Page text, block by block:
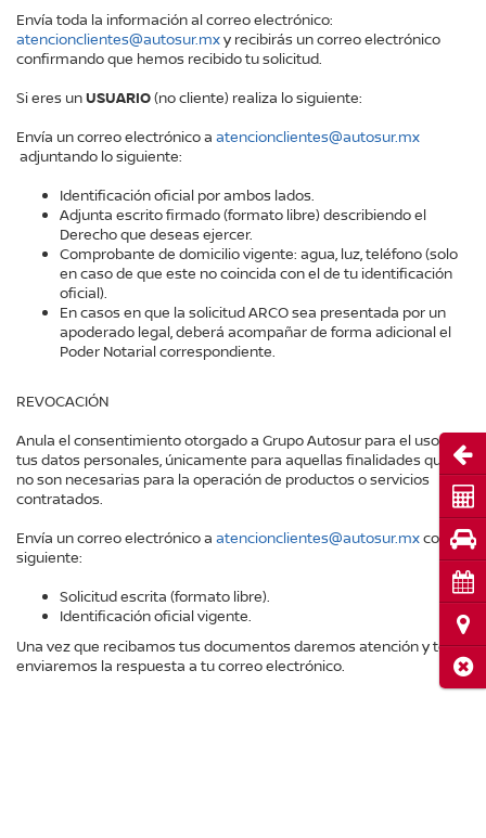
Envía toda la información al correo electrónico:
atencionclientes@autosur.mxy recibirás un correo electrónico
confirmando que hemos recibido tu solicitud.
Si eres unUSUARIO(no cliente) realiza lo siguiente:
Envía un correo electrónico a atencionclientes@autosur.mx
adjuntando lo siguiente:
Identificación oficial por ambos lados.
Adjunta escrito firmado (formato libre) describiendo el
Derecho que deseas ejercer.
Comprobante de domicilio vigente: agua, luz, teléfono (solo
en caso de que este no coincida con el de tu identificación
oficial).
En casos en que la solicitud ARCO sea presentada por un
apoderado legal, deberá acompañar de forma adicional el
Poder Notarial correspondiente.
REVOCACIÓN
Anula el consentimiento otorgado a Grupo Autosur para el uso de
tus datos personales, únicamente para aquellas finalidades que
no son necesarias para la operación de productos o servicios
contratados.
Envía un correo electrónico a atencionclientes@autosur.mxcon lo
siguiente:
Solicitud escrita (formato libre).
Identificación oficial vigente.
Una vez que recibamos tus documentos daremos atención y te
enviaremos la respuesta a tu correo electrónico.